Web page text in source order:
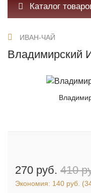
Каталог
ИВАН-ЧАЙ
Владимирский
270 руб. 410
Экономия: 140 руб. (